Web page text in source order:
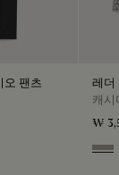
오 팬츠
Grey
레더
캐시
₩